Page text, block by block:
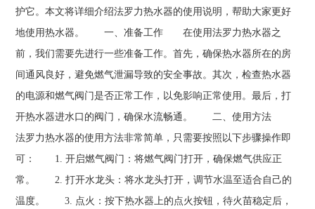
护它。本文将详细介绍法罗力热水器的使用说明，帮助大家更好
地使用热水器。 一、准备工作 在使用法罗力热水器之
前，我们需要先进行一些准备工作。首先，确保热水器所在的房
间通风良好，避免燃气泄漏导致的安全事故。其次，检查热水器
的电源和燃气阀门是否正常工作，以免影响正常使用。最后，打
开热水器进水口的阀门，确保水流畅通。 二、使用方法
法罗力热水器的使用方法非常简单，只需要按照以下步骤操作即
可： 1. 开启燃气阀门：将燃气阀门打开，确保燃气供应正
常。 2. 打开水龙头：将水龙头打开，调节水温至适合自己的
温度。 3. 点火：按下热水器上的点火按钮，待火苗稳定后，